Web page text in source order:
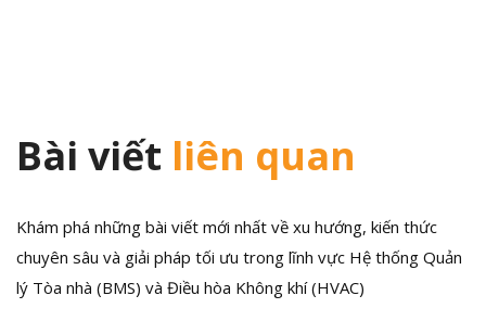
Bài viết liên quan
Khám phá những bài viết mới nhất về xu hướng, kiến thức
chuyên sâu và giải pháp tối ưu trong lĩnh vực Hệ thống Quản
lý Tòa nhà (BMS) và Điều hòa Không khí (HVAC)